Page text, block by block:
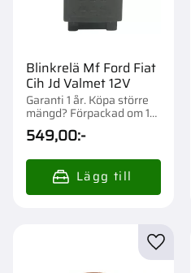
Blinkrelä Mf Ford Fiat
Cih Jd Valmet 12V
Garanti 1 år. Köpa större
mängd? Förpackad om 1
st.
549,00:-
Lägg